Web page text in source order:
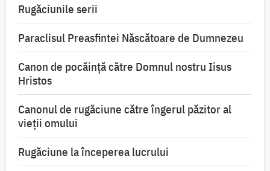
Rugăciunile serii
Paraclisul Preasfintei Născătoare de Dumnezeu
Canon de pocăință către Domnul nostru Iisus
Hristos
Canonul de rugăciune către îngerul păzitor al
vieții omului
Rugăciune la începerea lucrului